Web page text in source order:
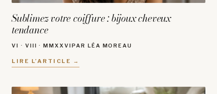
Sublimez votre coiffure : bijoux cheveux
tendance
VI · VIII · MMXXVIPAR LÉA MOREAU
LIRE L’ARTICLE →